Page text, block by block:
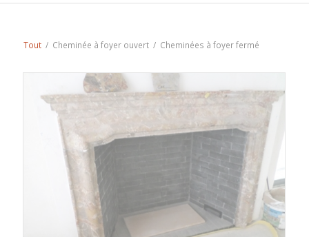
Tout / Cheminée à foyer ouvert / Cheminées à foyer fermé